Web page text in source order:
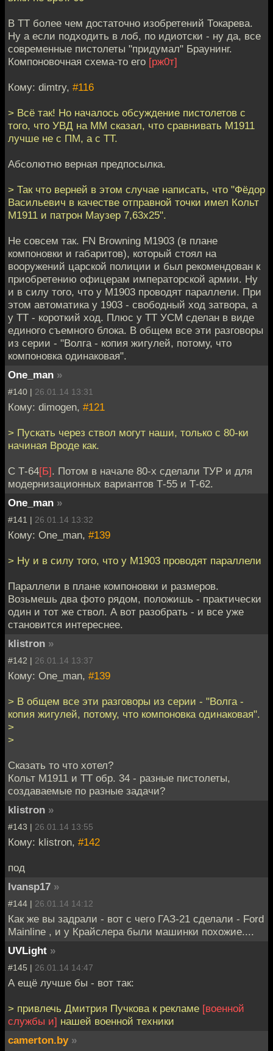
В ТТ более чем достаточно изобретений Токарева.
Ну а если подходить в лоб, по идиотски - ну да, все
современные пистолеты "придумал" Браунинг.
Компоновочная схема-то его [рж0т]
Кому: dimtry, #116
> Всё так! Но началось обсуждение пистолетов с
того, что УВД на ММ сказал, что сравнивать М1911
лучше не с ПМ, а с ТТ.
Абсолютно верная предпосылка.
> Так что верней в этом случае написать, что "Фёдор
Васильевич в качестве отправной точки имел Кольт
М1911 и патрон Маузер 7,63х25".
Не совсем так. FN Browning M1903 (в плане
компоновки и габаритов), который стоял на
вооружений царской полиции и был рекомендован к
приобретению офицерам императорской армии. Ну
и в силу того, что у М1903 проводят параллели. При
этом автоматика у 1903 - свободный ход затвора, а
у ТТ - короткий ход. Плюс у ТТ УСМ сделан в виде
единого съемного блока. В общем все эти разговоры
из серии - "Волга - копия жигулей, потому, что
компоновка одинаковая".
One_man »
#140 | 26.01.14 13:31
Кому: dimogen, #121
> Пускать через ствол могут наши, только с 80-ки
начиная Вроде как.
С Т-64[Б]. Потом в начале 80-х сделали ТУР и для
модернизационных вариантов Т-55 и Т-62.
One_man »
#141 | 26.01.14 13:32
Кому: One_man, #139
> Ну и в силу того, что у М1903 проводят параллели
Параллели в плане компоновки и размеров.
Возьмешь два фото рядом, положишь - практически
один и тот же ствол. А вот разобрать - и все уже
становится интереснее.
klistron »
#142 | 26.01.14 13:37
Кому: One_man, #139
> В общем все эти разговоры из серии - "Волга -
копия жигулей, потому, что компоновка одинаковая".
>
>
Сказать то что хотел?
Кольт М1911 и ТТ обр. 34 - разные пистолеты,
создаваемые по разные задачи?
klistron »
#143 | 26.01.14 13:55
Кому: klistron, #142
под
Ivansp17 »
#144 | 26.01.14 14:12
Как же вы задрали - вот с чего ГАЗ-21 сделали - Ford
Mainline , и у Крайслера были машинки похожие....
UVLight »
#145 | 26.01.14 14:47
А ещё лучше бы - вот так:
> привлечь Дмитрия Пучкова к рекламе [военной
службы и] нашей военной техники
camerton.by »